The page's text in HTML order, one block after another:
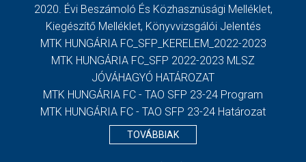
2020. Évi Beszámoló És Közhasznúsági Melléklet,
Kiegészítő Melléklet, Könyvvizsgálói Jelentés
MTK HUNGÁRIA FC_SFP_KERELEM_2022-2023
MTK HUNGÁRIA FC_SFP 2022-2023 MLSZ
JÓVÁHAGYÓ HATÁROZAT
MTK HUNGÁRIA FC - TAO SFP 23-24 Program
MTK HUNGÁRIA FC - TAO SFP 23-24 Határozat
TOVÁBBIAK